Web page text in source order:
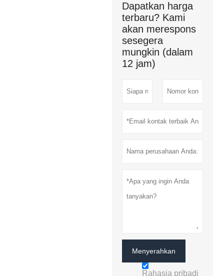
Dapatkan harga
terbaru? Kami
akan merespons
sesegera
mungkin (dalam
12 jam)
Menyerahkan
Rahasia pribadi